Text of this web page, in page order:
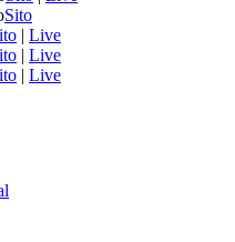
Sito
| Live
| Live
| Live